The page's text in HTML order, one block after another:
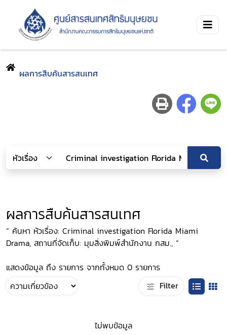
ผลการสืบค้นสารสนเทศ
ผลการสืบค้นสารสนเทศ
“ ค้นหา หัวเรื่อง: Criminal investigation Florida Miami
Drama, สถานที่จัดเก็บ: มุมสิ่งพิมพ์สำนักงาน กสม., ”
แสดงข้อมูล ถึง รายการ จากทั้งหมด 0 รายการ
Filter
ไม่พบข้อมูล